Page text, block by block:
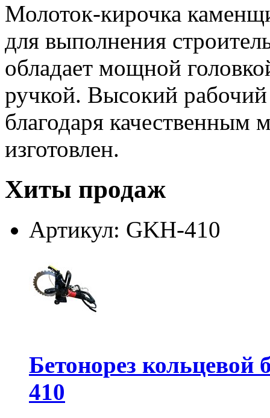
Молоток-кирочка
для выполнения
обладает мощной
ручкой. Высокий рабочий
благодаря качественным
изготовлен.
Хиты продаж
Артикул: GKH-410
Бетонорез
410